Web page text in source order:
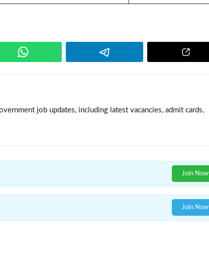
job updates, including latest vacancies, admit cards,
Join Now
Join Now